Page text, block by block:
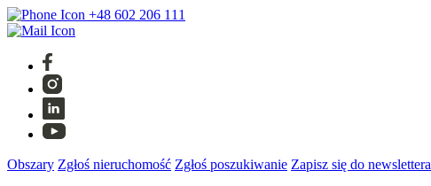
+48 602 206 111
Obszary Zgłoś nieruchomość Zgłoś poszukiwanie Zapisz się do newslettera